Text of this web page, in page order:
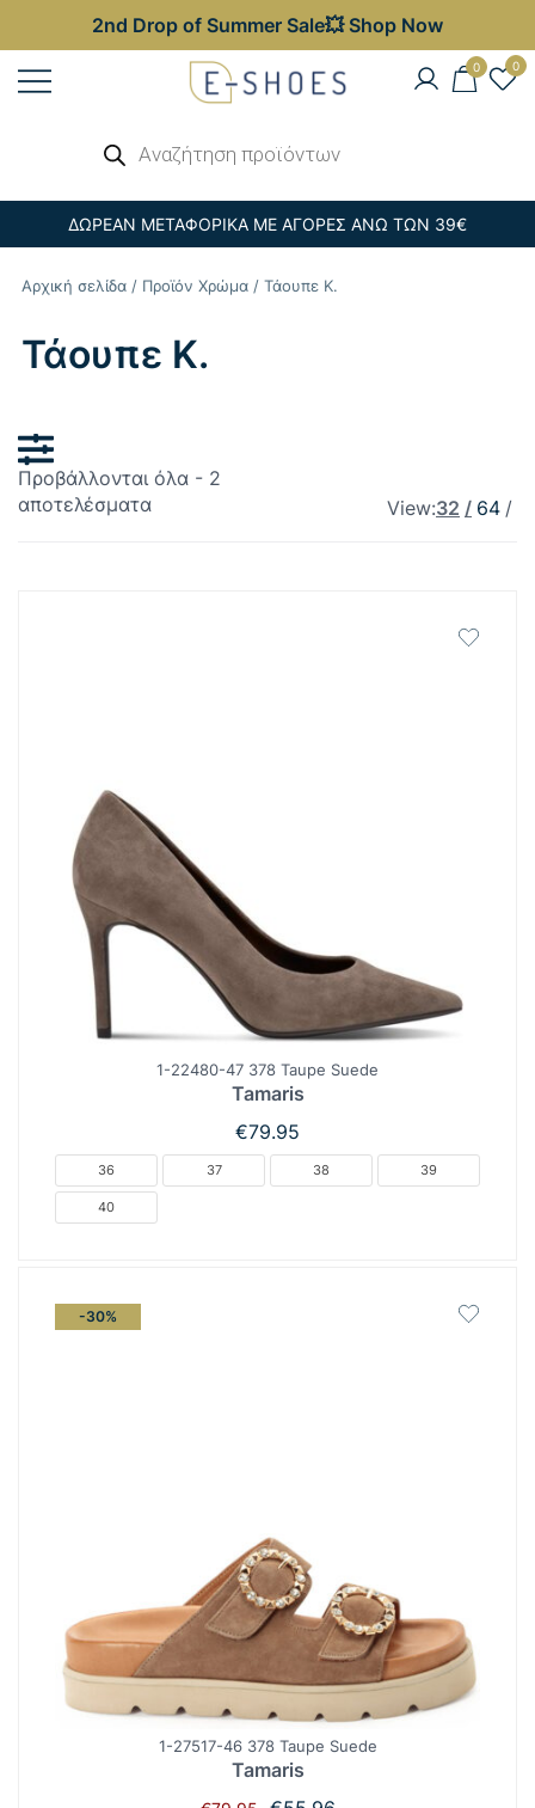
2nd Drop of Summer Sale💥 Shop Now
Παπούτσια – Επώνυμες Τσάντες στις
0 0
προϊόντων
ΔΩΡΕΑΝ ΜΕΤΑΦΟΡΙΚΑ ΜΕ ΑΓΟΡΕΣ ΑΝΩ ΤΩΝ 39€
Αρχική σελίδα / Προϊόν Χρώμα / Τάουπε Κ.
Τάουπε Κ.
Προβάλλονται όλα - 2
αποτελέσματαSorted
View:32 64
1-22480-47 378 Taupe Suede
Tamaris
€79.95
36 37 38 39
40
-30%
1-27517-46 378 Taupe Suede
Tamaris